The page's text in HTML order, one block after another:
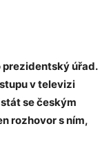
prezidentský úřad.
v televizi
se českým
rozhovor s ním,